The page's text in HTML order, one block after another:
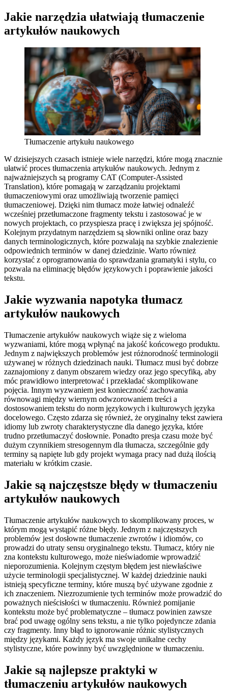
Jakie narzędzia ułatwiają tłumaczenie
artykułów naukowych
Tłumaczenie artykułu naukowego
W dzisiejszych czasach istnieje wiele narzędzi, które mogą znacznie
ułatwić proces tłumaczenia artykułów naukowych. Jednym z
najważniejszych są programy CAT (Computer-Assisted
Translation), które pomagają w zarządzaniu projektami
tłumaczeniowymi oraz umożliwiają tworzenie pamięci
tłumaczeniowej. Dzięki nim tłumacz może łatwiej odnaleźć
wcześniej przetłumaczone fragmenty tekstu i zastosować je w
nowych projektach, co przyspiesza pracę i zwiększa jej spójność.
Kolejnym przydatnym narzędziem są słowniki online oraz bazy
danych terminologicznych, które pozwalają na szybkie znalezienie
odpowiednich terminów w danej dziedzinie. Warto również
korzystać z oprogramowania do sprawdzania gramatyki i stylu, co
pozwala na eliminację błędów językowych i poprawienie jakości
tekstu.
Jakie wyzwania napotyka tłumacz
artykułów naukowych
Tłumaczenie artykułów naukowych wiąże się z wieloma
wyzwaniami, które mogą wpłynąć na jakość końcowego produktu.
Jednym z największych problemów jest różnorodność terminologii
używanej w różnych dziedzinach nauki. Tłumacz musi być dobrze
zaznajomiony z danym obszarem wiedzy oraz jego specyfiką, aby
móc prawidłowo interpretować i przekładać skomplikowane
pojęcia. Innym wyzwaniem jest konieczność zachowania
równowagi między wiernym odwzorowaniem treści a
dostosowaniem tekstu do norm językowych i kulturowych języka
docelowego. Często zdarza się również, że oryginalny tekst zawiera
idiomy lub zwroty charakterystyczne dla danego języka, które
trudno przetłumaczyć dosłownie. Ponadto presja czasu może być
dużym czynnikiem stresogennym dla tłumacza, szczególnie gdy
terminy są napięte lub gdy projekt wymaga pracy nad dużą ilością
materiału w krótkim czasie.
Jakie są najczęstsze błędy w tłumaczeniu
artykułów naukowych
Tłumaczenie artykułów naukowych to skomplikowany proces, w
którym mogą wystąpić różne błędy. Jednym z najczęstszych
problemów jest dosłowne tłumaczenie zwrotów i idiomów, co
prowadzi do utraty sensu oryginalnego tekstu. Tłumacz, który nie
zna kontekstu kulturowego, może nieświadomie wprowadzić
nieporozumienia. Kolejnym częstym błędem jest niewłaściwe
użycie terminologii specjalistycznej. W każdej dziedzinie nauki
istnieją specyficzne terminy, które muszą być używane zgodnie z
ich znaczeniem. Niezrozumienie tych terminów może prowadzić do
poważnych nieścisłości w tłumaczeniu. Również pomijanie
kontekstu może być problematyczne – tłumacz powinien zawsze
brać pod uwagę ogólny sens tekstu, a nie tylko pojedyncze zdania
czy fragmenty. Inny błąd to ignorowanie różnic stylistycznych
między językami. Każdy język ma swoje unikalne cechy
stylistyczne, które powinny być uwzględnione w tłumaczeniu.
Jakie są najlepsze praktyki w
tłumaczeniu artykułów naukowych